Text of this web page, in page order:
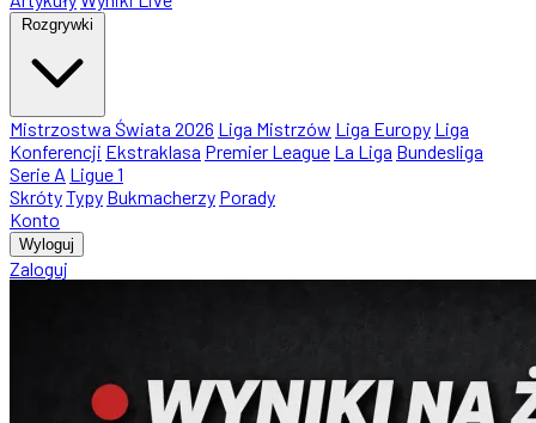
Rozgrywki
Mistrzostwa Świata 2026 Liga Mistrzów Liga Europy Liga
Konferencji Ekstraklasa Premier League La Liga Bundesliga
Serie A Ligue 1
SkrótyTypy Bukmacherzy Porady
Konto
Wyloguj
Zaloguj